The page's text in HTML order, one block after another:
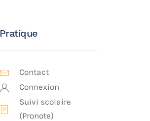
Pratique
Contact
Connexion
Suivi scolaire
(Pronote)